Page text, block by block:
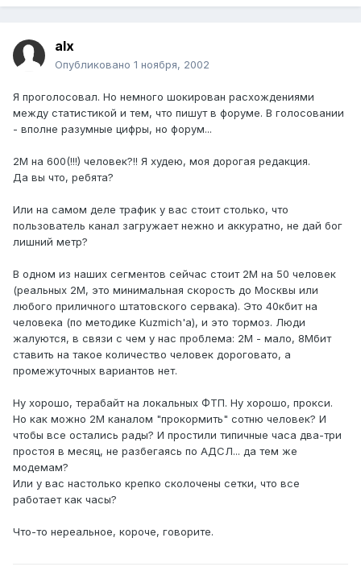
alx
Опубликовано 1 ноября, 2002
Я проголосовал. Но немного шокирован расхождениями
между статистикой и тем, что пишут в форуме. В голосовании
- вполне разумные цифры, но форум...
2М на 600(!!!) человек?!! Я худею, моя дорогая редакция.
Да вы что, ребята?
Или на самом деле трафик у вас стоит столько, что
пользователь канал загружает нежно и аккуратно, не дай бог
лишний метр?
В одном из наших сегментов сейчас стоит 2М на 50 человек
(реальных 2М, это минимальная скорость до Москвы или
любого приличного штатовского сервака). Это 40кбит на
человека (по методике Kuzmich'a), и это тормоз. Люди
жалуются, в связи с чем у нас проблема: 2М - мало, 8Мбит
ставить на такое количество человек дороговато, а
промежуточных вариантов нет.
Ну хорошо, терабайт на локальных ФТП. Ну хорошо, прокси.
Но как можно 2М каналом "прокормить" сотню человек? И
чтобы все остались рады? И простили типичные часа два-три
простоя в месяц, не разбегаясь по АДСЛ... да тем же
модемам?
Или у вас настолько крепко сколочены сетки, что все
работает как часы?
Что-то нереальное, короче, говорите.